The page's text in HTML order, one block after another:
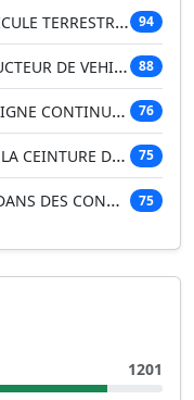
A MOTEUR SANS A… 94
DE L'ARRET … 88
LE CONDUCTEUR … 76
SECURITE, D'UN V… 75
NE PERMETTA… 75
1201